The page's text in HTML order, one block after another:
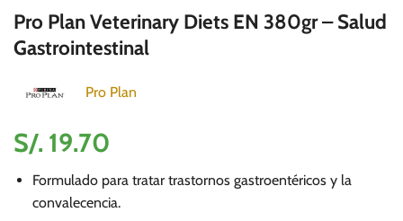
Pro Plan Veterinary Diets EN 380gr – Salud
Gastrointestinal
Pro Plan
S/. 19.70
Formulado para tratar trastornos gastroentéricos y la
convalecencia.